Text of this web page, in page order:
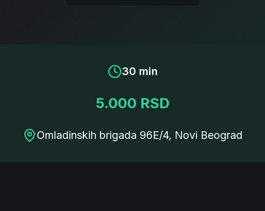
30 min
5.000 RSD
Omladinskih brigada 96E/4, Novi Beograd